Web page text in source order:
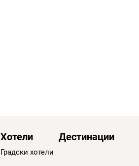
Хотели
Градски хотели
Дестинации